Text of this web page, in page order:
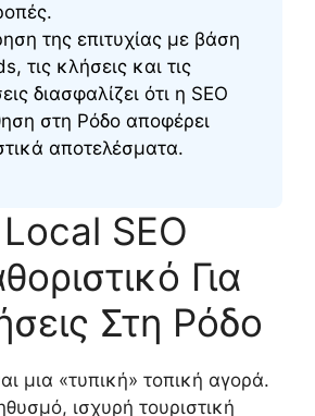
της επιτυχίας με βάση
τις κλήσεις και τις
διασφαλίζει ότι η SEO
στη Ρόδο αποφέρει
αποτελέσματα.
Local SEO
Για
Στη Ρόδο
μια «τυπική» τοπική αγορά.
ισχυρή τουριστική